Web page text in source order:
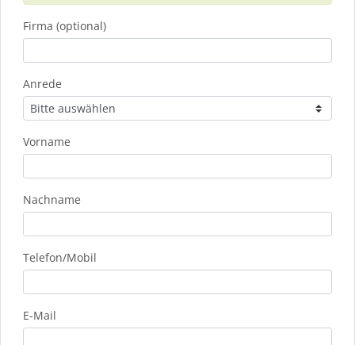
Firma (optional)
Anrede
Vorname
Nachname
Telefon/Mobil
E-Mail